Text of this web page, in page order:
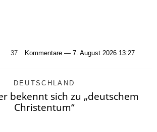
37 Kommentare — 7. August 2026 13:27
DEUTSCHLAND
bekennt sich zu „deutschem
Christentum“